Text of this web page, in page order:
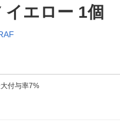
イエロー 1個
付与率7%